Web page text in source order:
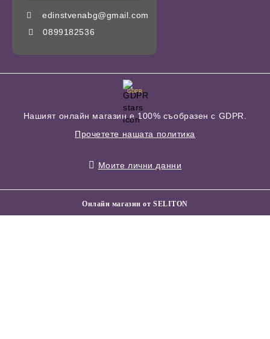
edinstvenabg@gmail.com
0899182536
GDPR
Нашият онлайн магазин е 100% съобразен с GDPR.
Прочетете нашата политика
Моите лични данни
Онлайн магазин от SELITON